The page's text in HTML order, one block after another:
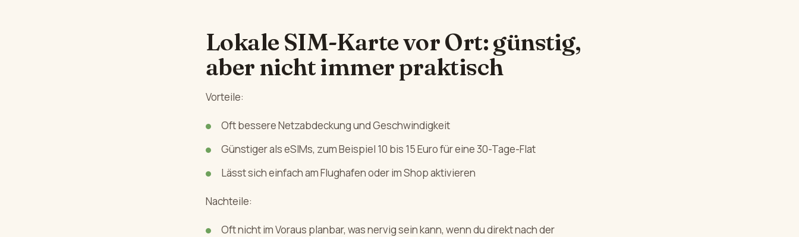
Lokale SIM-Karte vor Ort: günstig,
aber nicht immer praktisch
Vorteile:
Oft bessere Netzabdeckung und Geschwindigkeit
Günstiger als eSIMs, zum Beispiel 10 bis 15 Euro für eine 30-Tage-Flat
Lässt sich einfach am Flughafen oder im Shop aktivieren
Nachteile:
Oft nicht im Voraus planbar, was nervig sein kann, wenn du direkt nach der